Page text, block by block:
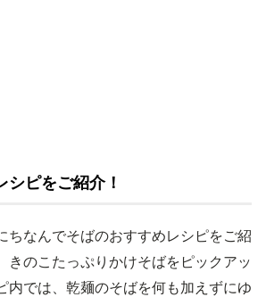
シピをご紹介！
ちなんでそばのおすすめレシピをご紹
きのこたっぷりかけそばをピックアッ
内では、乾麺のそばを何も加えずにゆ